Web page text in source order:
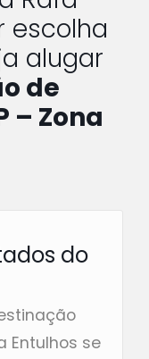
escolha
alugar
de
– Zona
do
Entulhos se